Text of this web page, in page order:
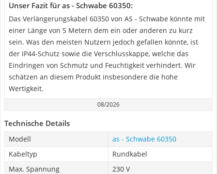
Unser Fazit für as - Schwabe 60350:
Das Verlängerungskabel 60350 von AS - Schwabe könnte mit
einer Länge von 5 Metern dem ein oder anderen zu kurz
sein. Was den meisten Nutzern jedoch gefallen könnte, ist
der IP44-Schutz sowie die Verschlusskappe, welche das
Eindringen von Schmutz und Feuchtigkeit verhindert. Wir
schätzen an diesem Produkt insbesondere die hohe
Wertigkeit.
08/2026
Technische Details
Modell
as - Schwabe 60350
Kabeltyp
Rundkabel
Max. Spannung
230 V